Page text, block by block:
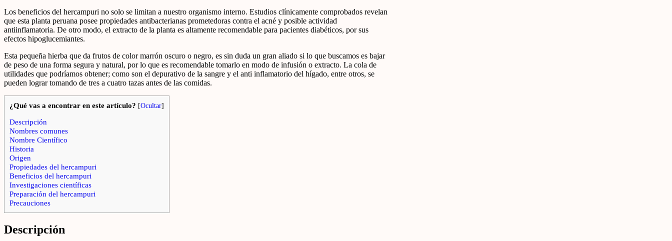
Los beneficios del hercampuri no solo se limitan a nuestro organismo interno. Estudios clínicamente comprobados revelan
que esta planta peruana posee propiedades antibacterianas prometedoras contra el acné y posible actividad
antiinflamatoria. De otro modo, el extracto de la planta es altamente recomendable para pacientes diabéticos, por sus
efectos hipoglucemiantes.
Esta pequeña hierba que da frutos de color marrón oscuro o negro, es sin duda un gran aliado si lo que buscamos es bajar
de peso de una forma segura y natural, por lo que es recomendable tomarlo en modo de infusión o extracto. La cola de
utilidades que podríamos obtener; como son el depurativo de la sangre y el anti inflamatorio del hígado, entre otros, se
pueden lograr tomando de tres a cuatro tazas antes de las comidas.
¿Qué vas a encontrar en este artículo? [Ocultar]
Descripción
Nombres comunes
Nombre Científico
Historia
Origen
Propiedades del hercampuri
Beneficios del hercampuri
Investigaciones científicas
Preparación del hercampuri
Precauciones
Descripción